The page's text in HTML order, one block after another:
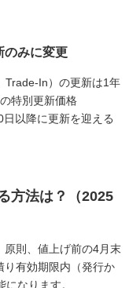
のみに変更
Trade-In）の更新は1年
特別更新価格
以降に更新を迎える
方法は？（2025
原則、値上げ前の4月末
り有効期限内（発行か
なります。